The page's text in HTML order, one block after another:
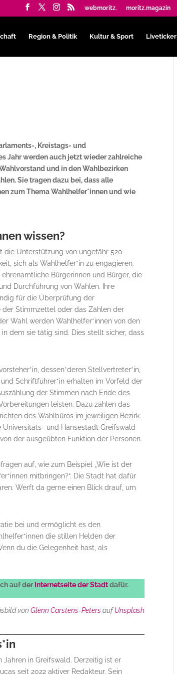
webmoritz. moritz.magazin
Region & Politik Kultur & Sport Liveticker
, Kreistags- und
Jahr werden auch jetzt wieder zahlreiche
und in den Wahlbezirken
Sie tragen dazu bei, dass alle
zum Thema Wahlhelfer*innen und wie
wissen?
die Unterstützung von ungefähr 520
sich als Wahlhelfer*in zu engagieren.
Bürgerinnen und Bürger, die
Durchführung von Wahlen. Ihre
für die Überprüfung der
Stimmzettel oder das Zählen der
Wahl werden Wahlhelfer*innen von den
dem sie tätig sind. Dies stellt sicher, dass
dessen*deren Stellvertreter*in,
Schriftführer*in erhalten im Vorfeld der
der Stimmen nach Ende des
leisten. Dazu zählen das
des Wahlbüros im jeweiligen Bezirk.
und Hansestadt Greifswald
der ausgeübten Funktion der Personen.
auf, wie zum Beispiel „Wie ist der
mitbringen?“. Die Stadt hat dafür
Werft da gerne einen Blick drauf, um
bei und ermöglicht es den
die stillen Helden der
du die Gelegenheit hast, als
auf der Internetseite der Stadtdafür.
vonGlenn Carstens-Peters aufUnsplash
Jahren in Greifswald. Derzeitig ist er
seit 2022 aktiver Redakteur. Sein